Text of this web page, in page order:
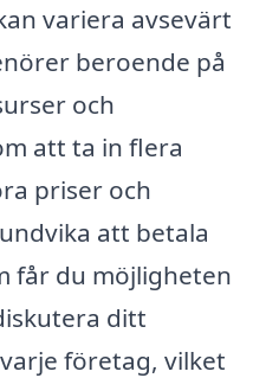
variera avsevärt
beroende på
och
att ta in flera
priser och
att betala
får du möjligheten
ditt
företag, vilket